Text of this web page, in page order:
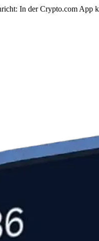
In der Crypto.com App